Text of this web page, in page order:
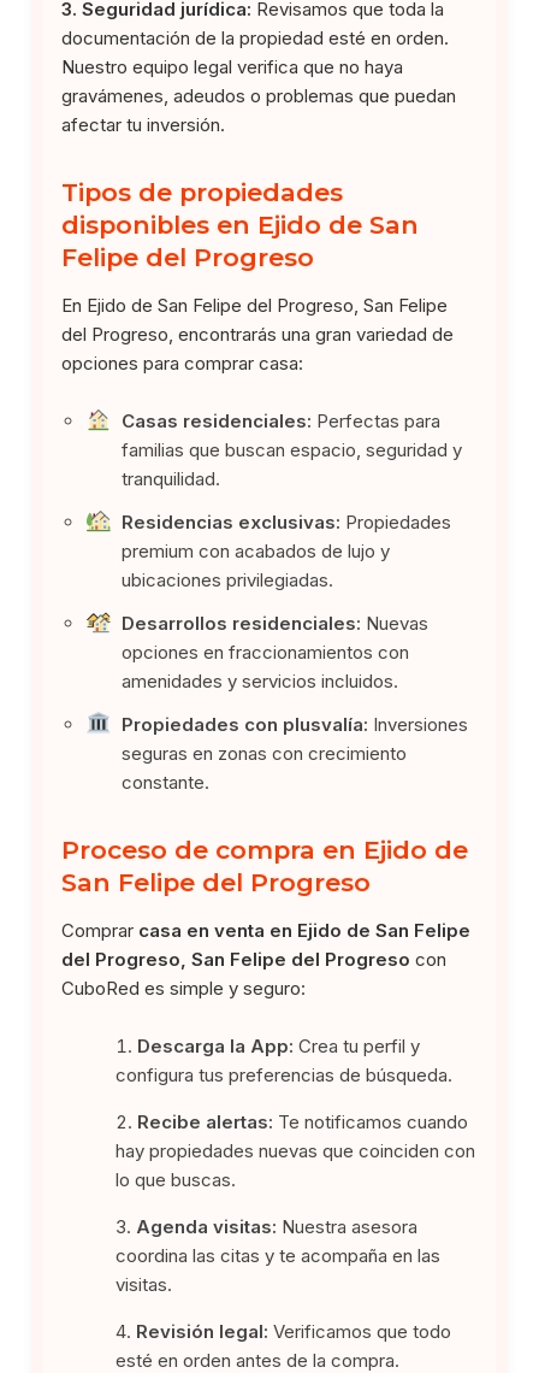
3. Seguridad jurídica: Revisamos que toda la
documentación de la propiedad esté en orden.
Nuestro equipo legal verifica que no haya
gravámenes, adeudos o problemas que puedan
afectar tu inversión.
Tipos de propiedades
disponibles en Ejido de San
Felipe del Progreso
En Ejido de San Felipe del Progreso, San Felipe
del Progreso, encontrarás una gran variedad de
opciones para comprar casa:
Casas residenciales: Perfectas para
familias que buscan espacio, seguridad y
tranquilidad.
Residencias exclusivas: Propiedades
premium con acabados de lujo y
ubicaciones privilegiadas.
Desarrollos residenciales: Nuevas
opciones en fraccionamientos con
amenidades y servicios incluidos.
Propiedades con plusvalía: Inversiones
seguras en zonas con crecimiento
constante.
Proceso de compra en Ejido de
San Felipe del Progreso
Comprar casa en venta en Ejido de San Felipe
del Progreso, San Felipe del Progreso con
CuboRed es simple y seguro:
Descarga la App: Crea tu perfil y
configura tus preferencias de búsqueda.
Recibe alertas: Te notificamos cuando
hay propiedades nuevas que coinciden con
lo que buscas.
Agenda visitas: Nuestra asesora
coordina las citas y te acompaña en las
visitas.
Revisión legal: Verificamos que todo
esté en orden antes de la compra.